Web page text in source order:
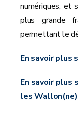
numériques, et
plus grande
permettant le
En savoir plus
En savoir plus
les